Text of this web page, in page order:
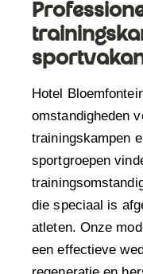
Hotel
omstandigheden
trainingskampen
sportgroepen
die speciaal is
atleten. Onze
een effectieve